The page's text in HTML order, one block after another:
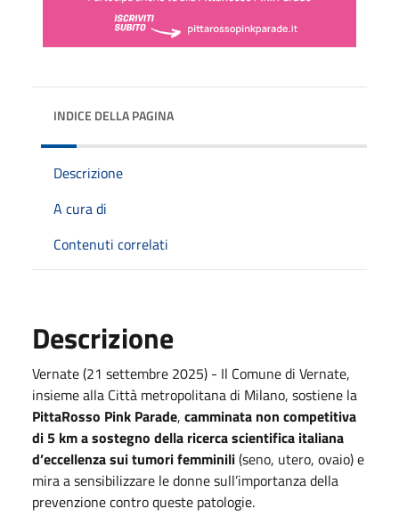
INDICE DELLA PAGINA
Descrizione
A cura di
Contenuti correlati
Descrizione
Vernate (21 settembre 2025) - Il Comune di Vernate,
insieme alla Città metropolitana di Milano, sostiene la
PittaRosso Pink Parade, camminata non competitiva
di 5 km a sostegno della ricerca scientifica italiana
d’eccellenza sui tumori femminili(seno, utero, ovaio) e
mira a sensibilizzare le donne sull’importanza della
prevenzione contro queste patologie.